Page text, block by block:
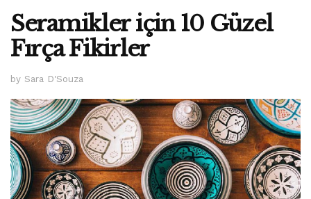
Seramikler için 10 Güzel
Fırça Fikirler
by Sara D'Souza